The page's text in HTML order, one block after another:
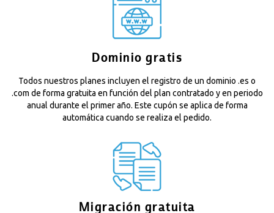
Dominio gratis
Todos nuestros planes incluyen el registro de un dominio .es o
.com de forma gratuita en función del plan contratado y en periodo
anual durante el primer año. Este cupón se aplica de forma
automática cuando se realiza el pedido.
Migración gratuita